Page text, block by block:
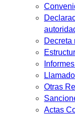
Decreta
Otras
Actas